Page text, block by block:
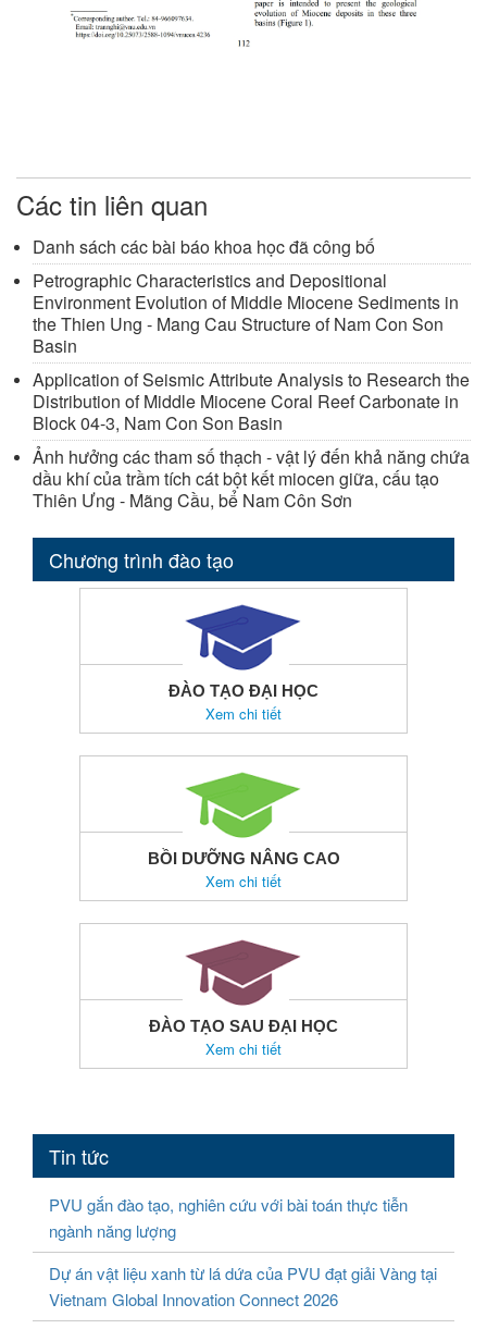
Các tin liên quan
Danh sách các bài báo khoa học đã công bố
Petrographic Characteristics and Depositional
Environment Evolution of Middle Miocene Sediments in
the Thien Ung - Mang Cau Structure of Nam Con Son
Basin
Application of Seismic Attribute Analysis to Research the
Distribution of Middle Miocene Coral Reef Carbonate in
Block 04-3, Nam Con Son Basin
Ảnh hưởng các tham số thạch - vật lý đến khả năng chứa
dầu khí của trầm tích cát bột kết miocen giữa, cấu tạo
Thiên Ưng - Mãng Cầu, bể Nam Côn Sơn
Chương trình đào tạo
ĐÀO TẠO ĐẠI HỌC
Xem chi tiết
BỒI DƯỠNG NÂNG CAO
Xem chi tiết
ĐÀO TẠO SAU ĐẠI HỌC
Xem chi tiết
Tin tức
PVU gắn đào tạo, nghiên cứu với bài toán thực tiễn
ngành năng lượng
Dự án vật liệu xanh từ lá dứa của PVU đạt giải Vàng tại
Vietnam Global Innovation Connect 2026